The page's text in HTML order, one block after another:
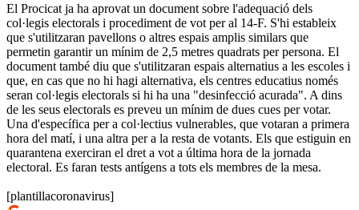
El Procicat ja ha aprovat un document sobre l'adequació dels
col·legis electorals i procediment de vot per al 14-F. S'hi estableix
que s'utilitzaran pavellons o altres espais amplis similars que
permetin garantir un mínim de 2,5 metres quadrats per persona. El
document també diu que s'utilitzaran espais alternatius a les escoles i
que, en cas que no hi hagi alternativa, els centres educatius només
seran col·legis electorals si hi ha una "desinfecció acurada". A dins
de les seus electorals es preveu un mínim de dues cues per votar.
Una d'específica per a col·lectius vulnerables, que votaran a primera
hora del matí, i una altra per a la resta de votants. Els que estiguin en
quarantena exerciran el dret a vot a última hora de la jornada
electoral. Es faran tests antígens a tots els membres de la mesa.
[plantillacoronavirus]